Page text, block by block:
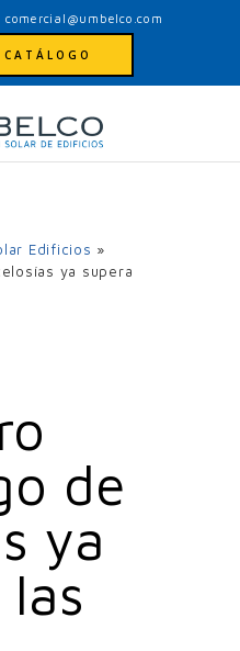
comercial@umbelco.com
Edificios »
ya supera
de
ya